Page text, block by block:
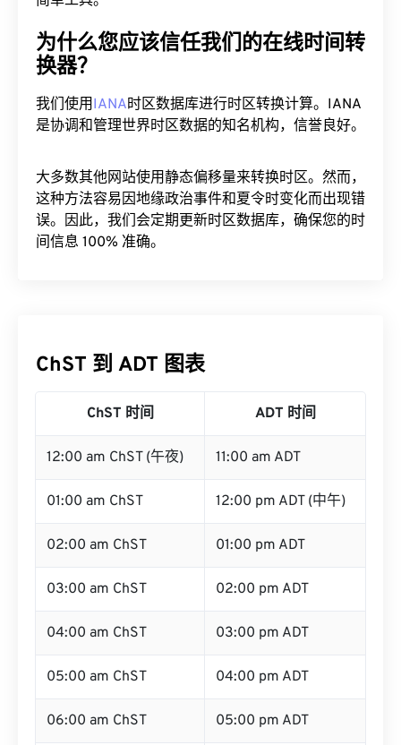
为什么您应该信任我们的在线时间转
换器？
我们使用IANA时区数据库进行时区转换计算。IANA
是协调和管理世界时区数据的知名机构，信誉良好。
大多数其他网站使用静态偏移量来转换时区。然而，
这种方法容易因地缘政治事件和夏令时变化而出现错
误。因此，我们会定期更新时区数据库，确保您的时
间信息 100% 准确。
ChST 到 ADT 图表
ChST 时间 ADT 时间
12:00 am ChST (午夜) 11:00 am ADT
01:00 am ChST 12:00 pm ADT (中午)
02:00 am ChST 01:00 pm ADT
03:00 am ChST 02:00 pm ADT
04:00 am ChST 03:00 pm ADT
05:00 am ChST 04:00 pm ADT
06:00 am ChST 05:00 pm ADT